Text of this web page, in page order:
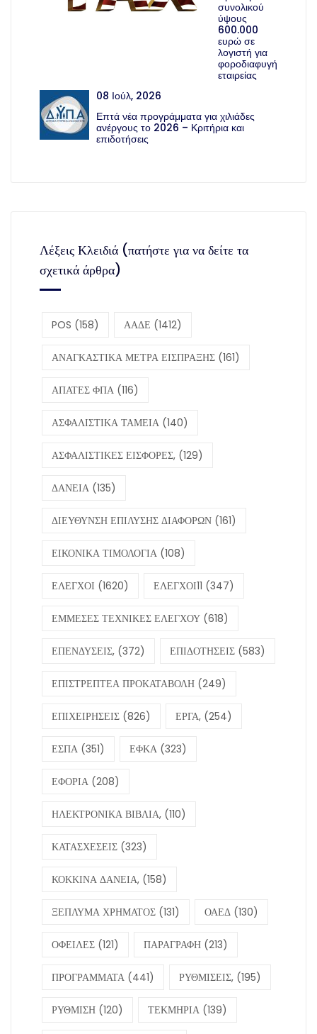
συνολικού
ύψους
600.000
ευρώ σε
λογιστή για
φοροδιαφυγή
εταιρείας
08 Ιούλ, 2026
Επτά νέα προγράμματα για χιλιάδες
ανέργους το 2026 – Κριτήρια και
επιδοτήσεις
Λέξεις Κλειδιά (πατήστε για να δείτε τα
σχετικά άρθρα)
POS (158) ΑΑΔΕ (1412)
ΑΝΑΓΚΑΣΤΙΚΑ ΜΕΤΡΑ ΕΙΣΠΡΑΞΗΣ (161)
ΑΠΑΤΕΣ ΦΠΑ (116)
ΑΣΦΑΛΙΣΤΙΚΑ ΤΑΜΕΙΑ (140)
ΑΣΦΑΛΙΣΤΙΚΕΣ ΕΙΣΦΟΡΕΣ, (129)
ΔΑΝΕΙΑ (135)
ΔΙΕΥΘΥΝΣΗ ΕΠΙΛΥΣΗΣ ΔΙΑΦΟΡΩΝ (161)
ΕΙΚΟΝΙΚΑ ΤΙΜΟΛΟΓΙΑ (108)
ΕΛΕΓΧΟΙ (1620) ΕΛΕΓΧΟΙ11 (347)
ΕΜΜΕΣΕΣ ΤΕΧΝΙΚΕΣ ΕΛΕΓΧΟΥ (618)
ΕΠΕΝΔΥΣΕΙΣ, (372) ΕΠΙΔΟΤΗΣΕΙΣ (583)
ΕΠΙΣΤΡΕΠΤΕΑ ΠΡΟΚΑΤΑΒΟΛΗ (249)
ΕΠΙΧΕΙΡΗΣΕΙΣ (826) ΕΡΓΑ, (254)
ΕΣΠΑ (351) ΕΦΚΑ (323)
ΕΦΟΡΙΑ (208)
ΗΛΕΚΤΡΟΝΙΚΑ ΒΙΒΛΙΑ, (110)
ΚΑΤΑΣΧΕΣΕΙΣ (323)
ΚΟΚΚΙΝΑ ΔΑΝΕΙΑ, (158)
ΞΕΠΛΥΜΑ ΧΡΗΜΑΤΟΣ (131) ΟΑΕΔ (130)
ΟΦΕΙΛΕΣ (121) ΠΑΡΑΓΡΑΦΗ (213)
ΠΡΟΓΡΑΜΜΑΤΑ (441) ΡΥΘΜΙΣΕΙΣ, (195)
ΡΥΘΜΙΣΗ (120) ΤΕΚΜΗΡΙΑ (139)